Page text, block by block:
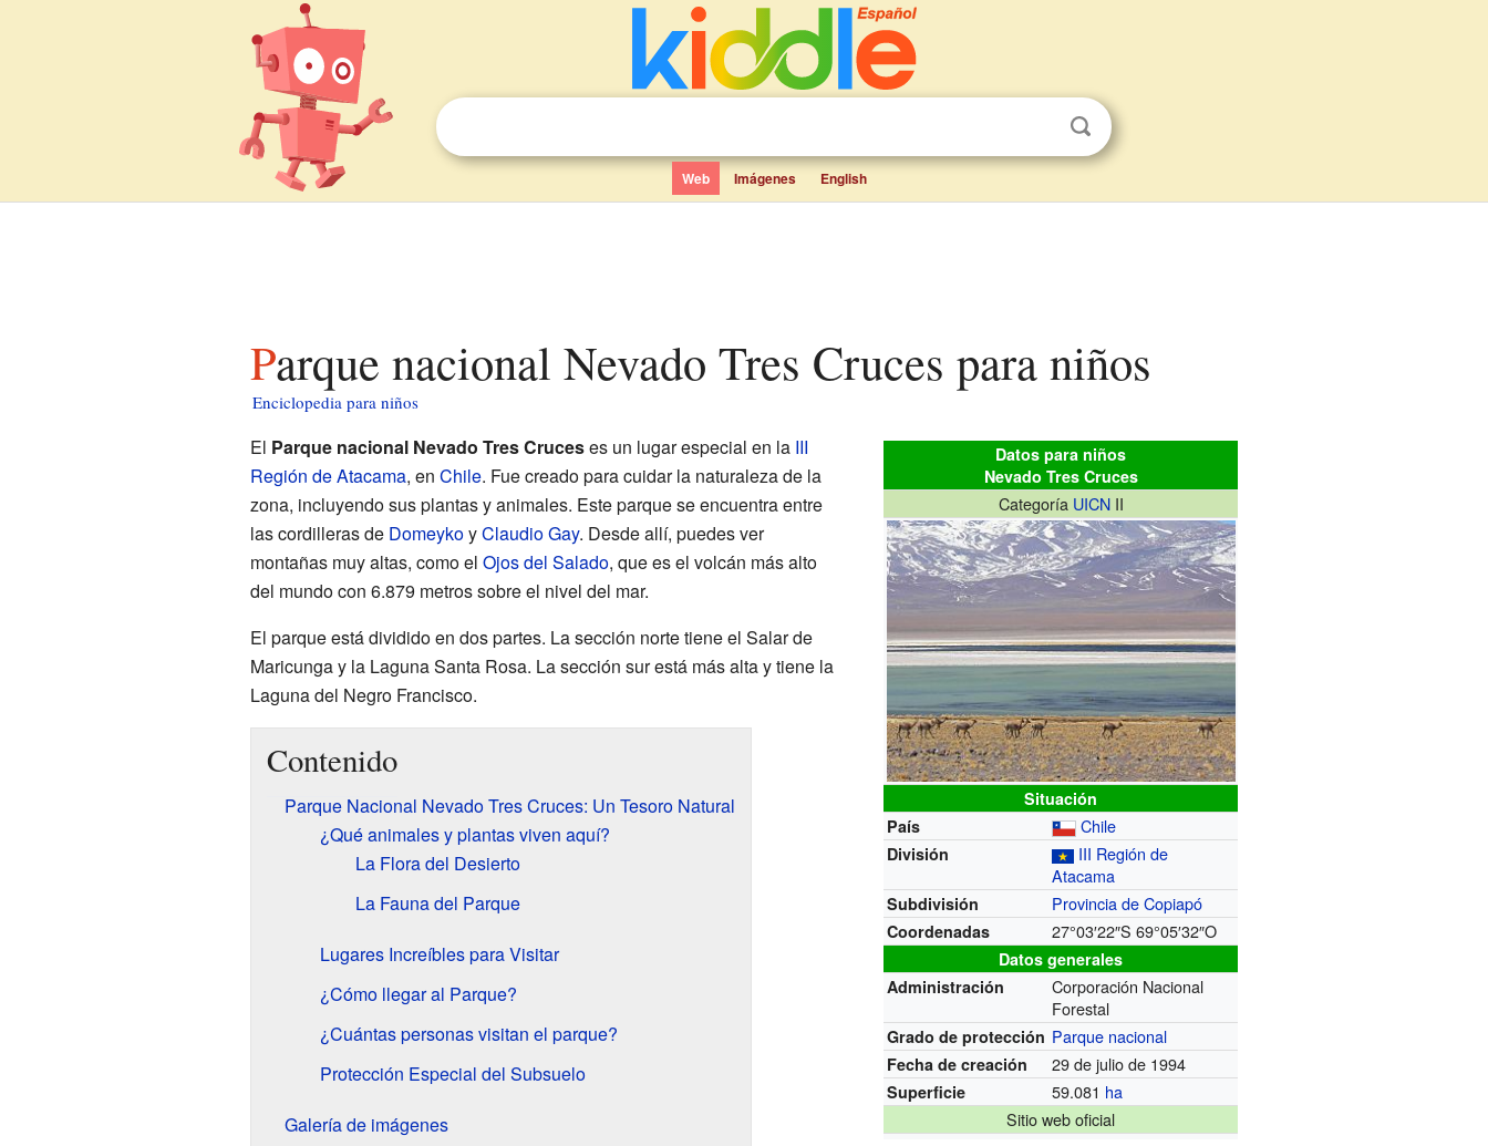
Web Imágenes English
Parque nacional Nevado Tres Cruces para niños
Enciclopedia para niños
Datos para niños
Nevado Tres Cruces
Categoría UICNII
Situación
País
Chile
División
III Región de
Atacama
Subdivisión Provincia de Copiapó
Coordenadas 27°03′22″S 69°05′32″O
Datos generales
Administración
Corporación Nacional
Forestal
Grado de protección Parque nacional
Fecha de creación 29 de julio de 1994
Superficie 59.081 ha
Sitio web oficial
El Parque nacional Nevado Tres Cruceses un lugar especial en la III
Región de Atacama, en Chile. Fue creado para cuidar la naturaleza de la
zona, incluyendo sus plantas y animales. Este parque se encuentra entre
las cordilleras de DomeykoyClaudio Gay. Desde allí, puedes ver
montañas muy altas, como el Ojos del Salado, que es el volcán más alto
del mundo con 6.879 metros sobre el nivel del mar.
El parque está dividido en dos partes. La sección norte tiene el Salar de
Maricunga y la Laguna Santa Rosa. La sección sur está más alta y tiene la
Laguna del Negro Francisco.
Contenido
Parque Nacional Nevado Tres Cruces: Un Tesoro Natural
¿Qué animales y plantas viven aquí?
La Flora del Desierto
La Fauna del Parque
Lugares Increíbles para Visitar
¿Cómo llegar al Parque?
¿Cuántas personas visitan el parque?
Protección Especial del Subsuelo
Galería de imágenes